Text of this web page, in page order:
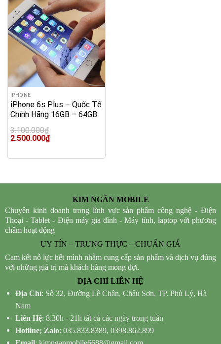
IPHONE
iPhone 6s Plus – Quốc Tế
Chính Hãng 16GB – 64GB
3.100.000₫
Original
3.100.000₫.
2.500.000₫Current
2.500.000₫.
KIM NGÂN MOBILE
Chuyên kinh doanh trong lĩnh vực sản phẩm công nghệ - Điện
Thoại - Tablet - Điện máy gia đình - Máy tính, laptop với phương
châm hoạt động
UY TÍN – TRUNG THỰC – CHUẨN GIÁ
Cam kết nỗ lực hết mình nhằm cung cấp sản phẩm và dịch vụ đúng
với những giá trị mà khách hàng mong đợi.
ĐỊA CHỈ LIÊN HỆ
Địa Chỉ: Số 32, Đường Lê Chân, Châu Sơn, TP. Phủ Lý, Hà
Nam
Liên Hệ: 8.30h - 21h tất cả các ngày trong tuần
Hotline; Zalo: 035.833.8389, 0398.862.899